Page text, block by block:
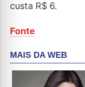
custa R$ 6.
Fonte